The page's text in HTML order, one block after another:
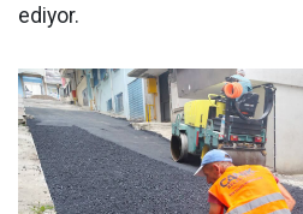
ediyor.